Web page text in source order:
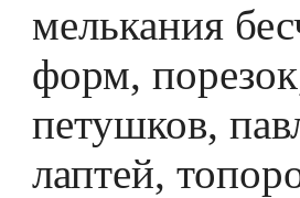
мелькания
форм,
петушков,
лаптей,